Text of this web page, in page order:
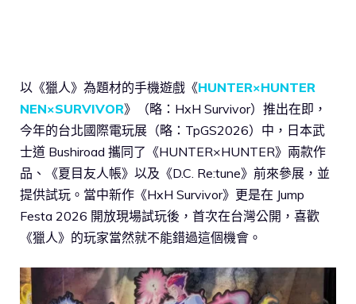
以《獵人》為題材的手機遊戲《HUNTER×HUNTER
NEN×SURVIVOR》（略：HxH Survivor）推出在即，
今年的台北國際電玩展（略：TpGS2026）中，日本武
士道 Bushiroad 攜同了《HUNTER×HUNTER》兩款作
品、《夏目友人帳》以及《D.C. Re:tune》前來參展，並
提供試玩。當中新作《HxH Survivor》更是在 Jump
Festa 2026 開放現場試玩後，首次在台灣公開，喜歡
《獵人》的玩家當然就不能錯過這個機會。